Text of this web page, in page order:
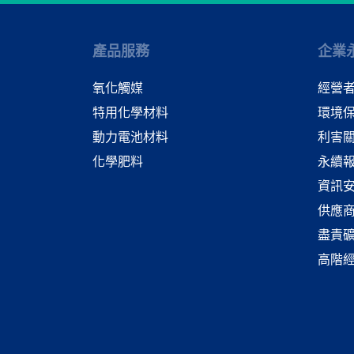
產品服務
氧化觸媒
特用化學材料
動力電池材料
化學肥料
企業
經營
環境
利害
永續
資訊
供應
盡責
高階